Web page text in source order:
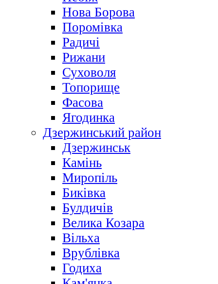
Нова Борова
Поромівка
Радичі
Рижани
Суховоля
Топорище
Фасова
Ягодинка
Дзержинський район
Дзержинськ
Камінь
Миропіль
Биківка
Булдичів
Велика Козара
Вільха
Врублівка
Годиха